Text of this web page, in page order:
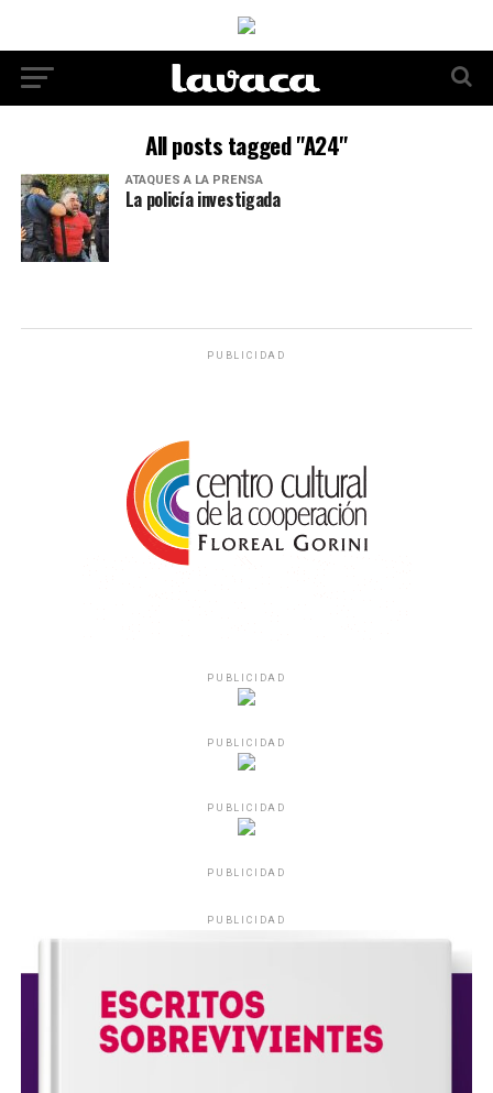
All posts tagged "A24"
ATAQUES A LA PRENSA
La policía investigada
PUBLICIDAD
PUBLICIDAD
PUBLICIDAD
PUBLICIDAD
PUBLICIDAD
PUBLICIDAD